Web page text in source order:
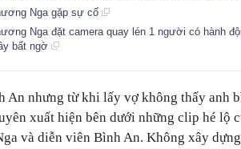
Nga gặp sự cố
Nga đặt camera quay lén 1 người có hành
bất ngờ
An nhưng từ khi lấy vợ không thấy anh
xuất hiện bên dưới những clip hé lộ
và diễn viên Bình An. Không xây